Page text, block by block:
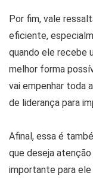
Por fim, vale
eficiente,
quando ele recebe
melhor forma
vai empenhar toda
de liderança para
Afinal, essa é
que deseja
importante para ele